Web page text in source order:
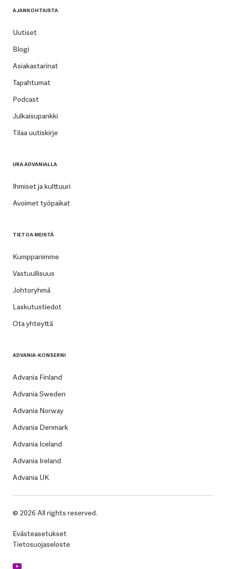
AJANKOHTAISTA
Uutiset
Blogi
Asiakastarinat
Tapahtumat
Podcast
Julkaisupankki
Tilaa uutiskirje
URA ADVANIALLA
Ihmiset ja kulttuuri
Avoimet työpaikat
TIETOA MEISTÄ
Kumppanimme
Vastuullisuus
Johtoryhmä
Laskutustiedot
Ota yhteyttä
ADVANIA-KONSERNI
Advania Finland
Advania Sweden
Advania Norway
Advania Denmark
Advania Iceland
Advania Ireland
Advania UK
© 2026 All rights reserved.
Evästeasetukset
Tietosuojaseloste